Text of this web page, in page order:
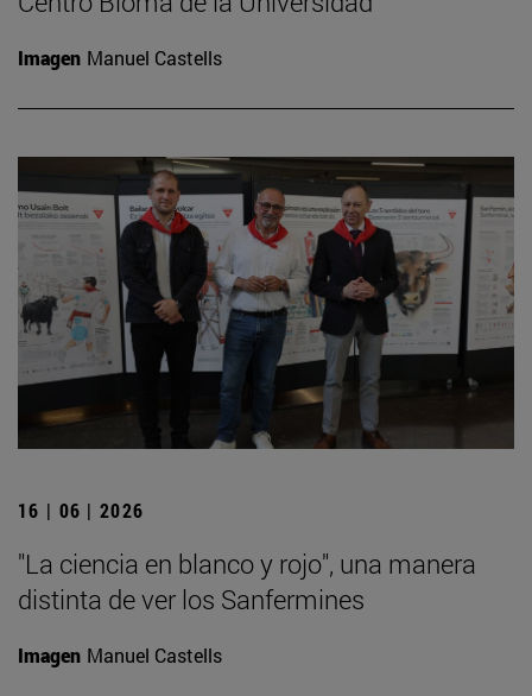
Imagen Manuel Castells
16 | 06 | 2026
"La ciencia en blanco y rojo", una manera
distinta de ver los Sanfermines
Imagen Manuel Castells